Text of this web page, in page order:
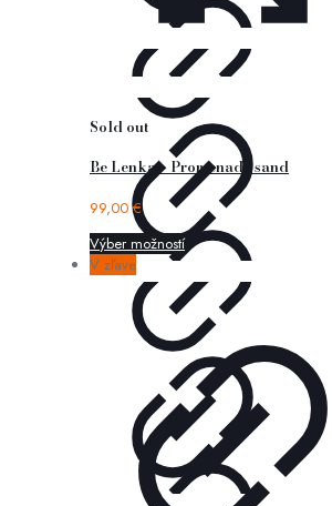
Sold out
Be Lenka – Promenade sand
99,00€
Výber možností
V zľave